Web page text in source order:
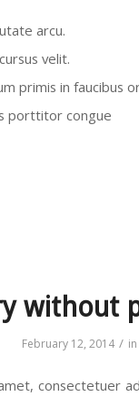
arcu.
velit.
primis in faucibus
porttitor congue
without
February 12, 2014 / in
consectetuer